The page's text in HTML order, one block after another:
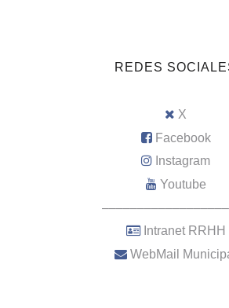
REDES
X
Facebook
Instagram
Youtube
Intranet RRHH
WebMail